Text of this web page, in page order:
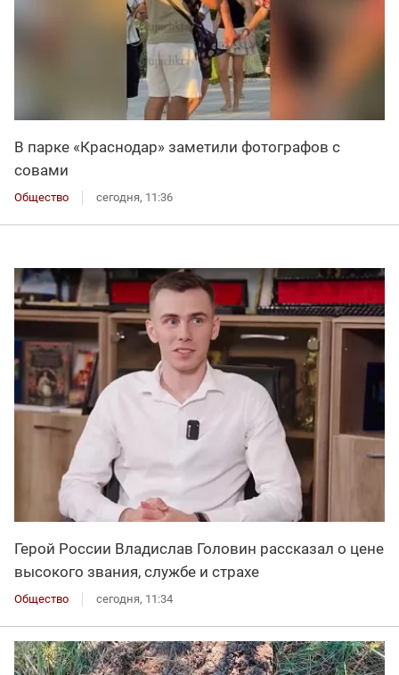
В парке «Краснодар» заметили фотографов с
совами
Общество сегодня, 11:36
Герой России Владислав Головин рассказал о цене
высокого звания, службе и страхе
Общество сегодня, 11:34